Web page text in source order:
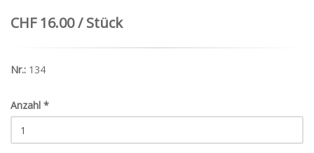
CHF 16.00 / Stück
Nr.: 134
Anzahl *